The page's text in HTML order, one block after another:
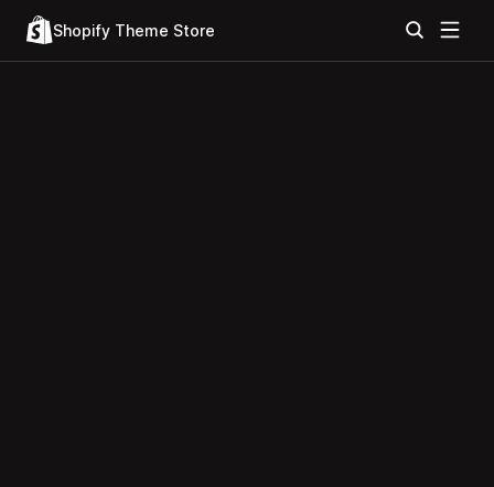
Shopify Theme Store